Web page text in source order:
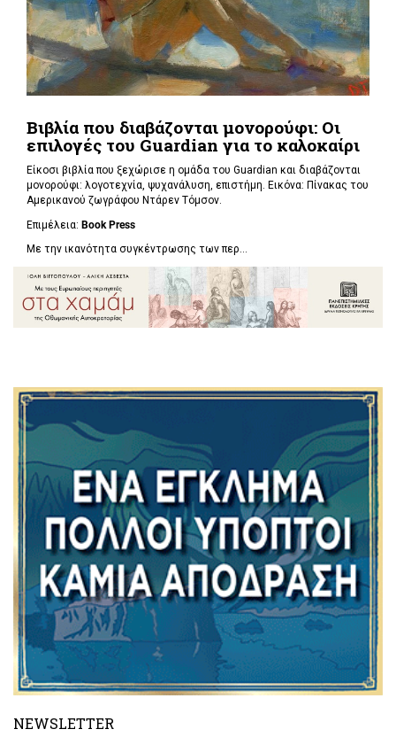
Βιβλία που διαβάζονται μονορούφι: Οι
επιλογές του Guardian για το καλοκαίρι
Είκοσι βιβλία που ξεχώρισε η ομάδα του Guardian και διαβάζονται
μονορούφι: λογοτεχνία, ψυχανάλυση, επιστήμη. Εικόνα: Πίνακας του
Αμερικανού ζωγράφου Ντάρεν Τόμσον.
Επιμέλεια: Book Press
Με την ικανότητα συγκέντρωσης των περ...
NEWSLETTER